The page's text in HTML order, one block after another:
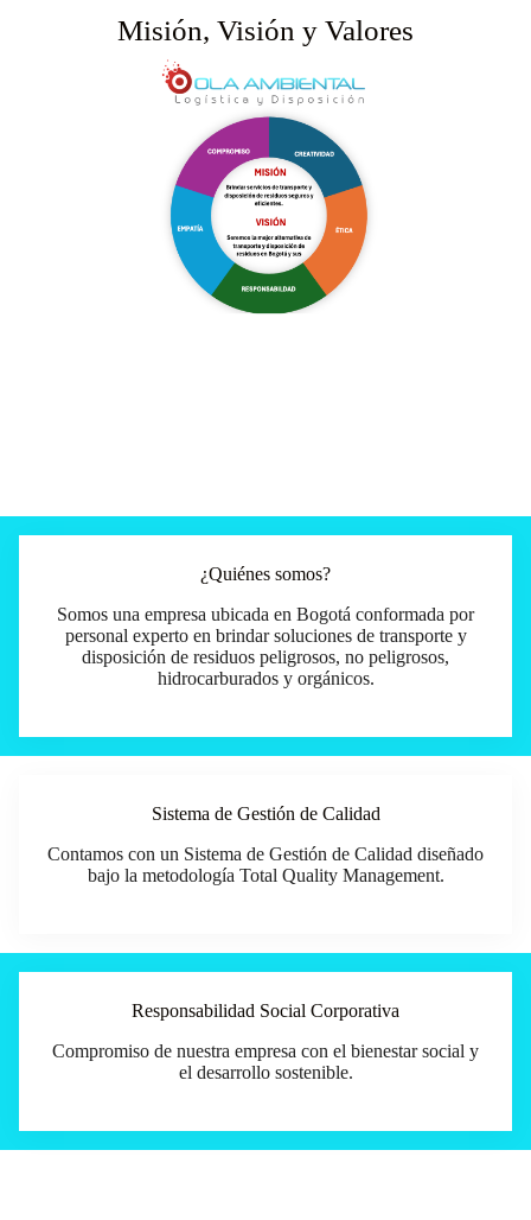
Misión, Visión y Valores
¿Quiénes somos?
Somos una empresa ubicada en Bogotá conformada por
personal experto en brindar soluciones de transporte y
disposición de residuos peligrosos, no peligrosos,
hidrocarburados y orgánicos.
Sistema de Gestión de Calidad
Contamos con un Sistema de Gestión de Calidad diseñado
bajo la metodología Total Quality Management.
Responsabilidad Social Corporativa
Compromiso de nuestra empresa con el bienestar social y
el desarrollo sostenible.